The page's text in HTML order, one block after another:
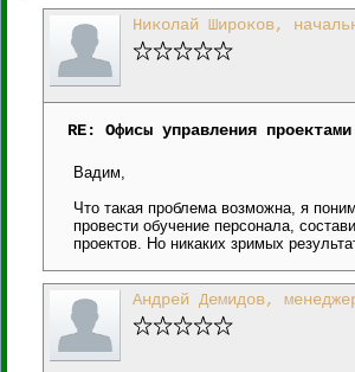
Николай Широков,
RE: Офисы управления
Вадим,
Что такая проблема возможна, я
провести обучение персонала,
проектов. Но никаких зримых
Андрей Демидов,